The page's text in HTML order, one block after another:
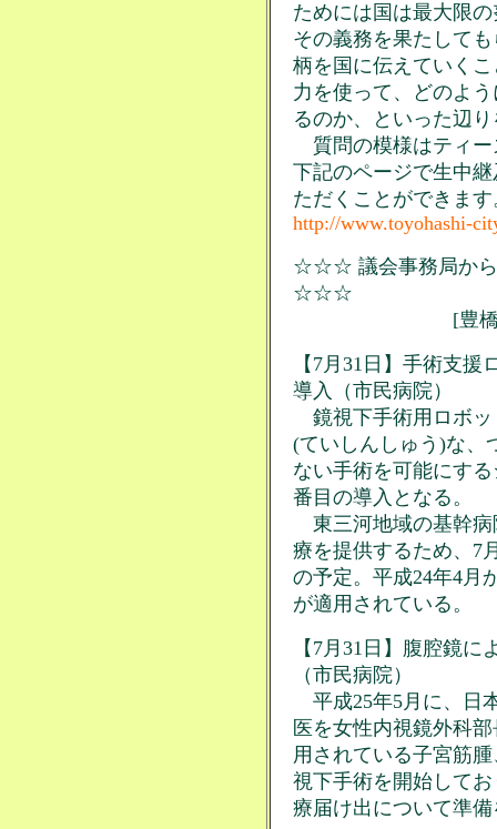
ためには国は最大限
その義務を果たして
柄を国に伝えていく
力を使って、どのよ
るのか、といった辺
質問の模様はティー
下記のページで生中
ただくことができます
http://www.toyohashi-
☆☆☆ 議会事務局から
☆☆☆
[豊橋市関連
【7月31日】手術支
導入（市民病院）
鏡視下手術用ロボッ
(ていしんしゅう)な、
ない手術を可能にす
番目の導入となる。
東三河地域の基幹病
療を提供するため、7
の予定。平成24年4月
が適用されている。
【7月31日】腹腔鏡
（市民病院）
平成25年5月に、日
医を女性内視鏡外科
用されている子宮筋
視下手術を開始して
療届け出について準